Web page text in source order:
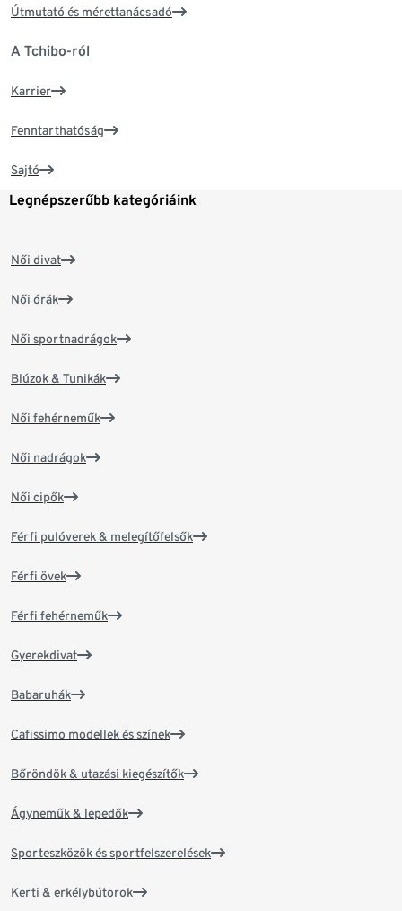
Útmutató és mérettanácsadó
A Tchibo-ról
Karrier
Fenntarthatóság
Sajtó
Legnépszerűbb kategóriáink
Női divat
Női órák
Női sportnadrágok
Blúzok & Tunikák
Női fehérneműk
Női nadrágok
Női cipők
Férfi pulóverek & melegítőfelsők
Férfi övek
Férfi fehérneműk
Gyerekdivat
Babaruhák
Cafissimo modellek és színek
Bőröndök & utazási kiegészítők
Ágyneműk & lepedők
Sporteszközök és sportfelszerelések
Kerti & erkélybútorok